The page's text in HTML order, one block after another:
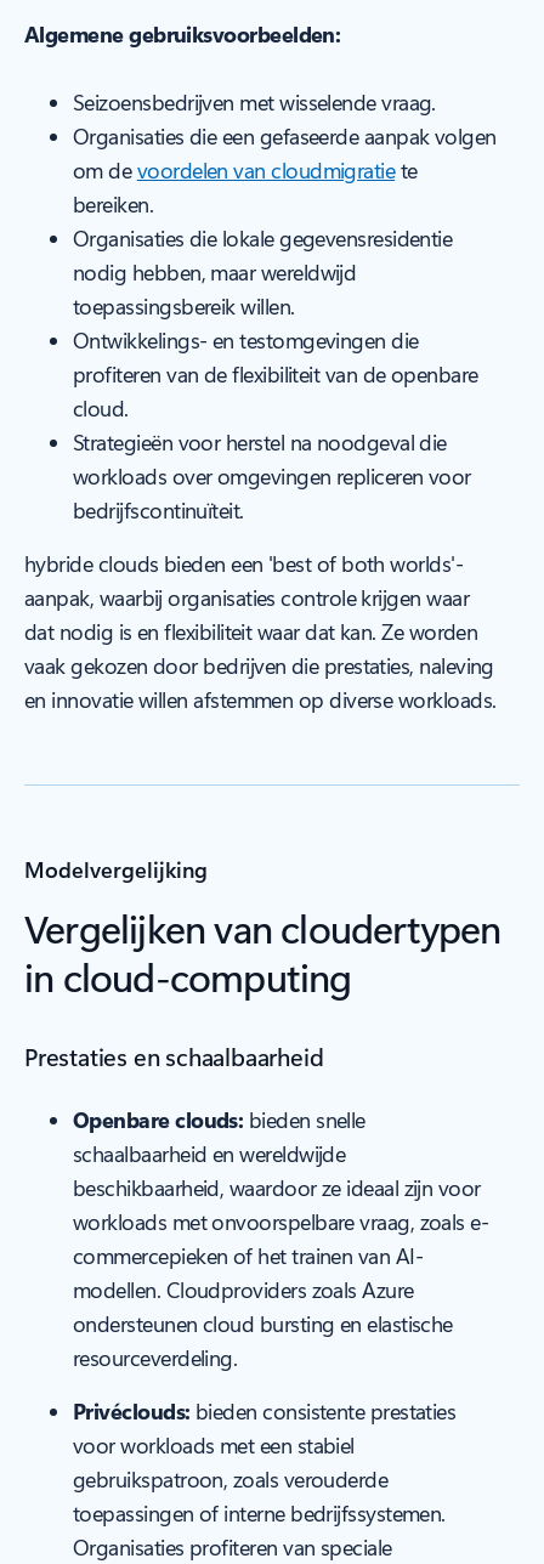
Algemene gebruiksvoorbeelden:
Seizoensbedrijven met wisselende vraag.
Organisaties die een gefaseerde aanpak volgen
om devoordelen van cloudmigratiete
bereiken.
Organisaties die lokale gegevensresidentie
nodig hebben, maar wereldwijd
toepassingsbereik willen.
Ontwikkelings- en testomgevingen die
profiteren van de flexibiliteit van de openbare
cloud.
Strategieën voor herstel na noodgeval die
workloads over omgevingen repliceren voor
bedrijfscontinuïteit.
hybride clouds bieden een 'best of both worlds'-
aanpak, waarbij organisaties controle krijgen waar
dat nodig is en flexibiliteit waar dat kan. Ze worden
vaak gekozen door bedrijven die prestaties, naleving
en innovatie willen afstemmen op diverse workloads.
Modelvergelijking
Vergelijken van cloudertypen
in cloud-computing
Prestaties en schaalbaarheid
Openbare clouds: bieden snelle
schaalbaarheid en wereldwijde
beschikbaarheid, waardoor ze ideaal zijn voor
workloads met onvoorspelbare vraag, zoals e-
commercepieken of het trainen van AI-
modellen. Cloudproviders zoals Azure
ondersteunen cloud bursting en elastische
resourceverdeling.
Privéclouds: bieden consistente prestaties
voor workloads met een stabiel
gebruikspatroon, zoals verouderde
toepassingen of interne bedrijfssystemen.
Organisaties profiteren van speciale